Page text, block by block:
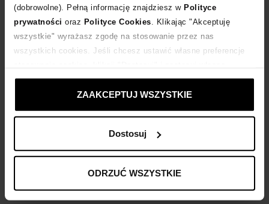
(dobrowolne). Pełną informację znajdziesz w Polityce
prywatności oraz Polityce Cookies . Klikając "Akceptuję
wszystkie" wyrażasz zgodę na stosowanie przez nas
wszystkich cookies. Jeśli chcesz ustawić własne preferencje
ustawienia prywatności.
ZAAKCEPTUJ WSZYSTKIE
Dostosuj
ODRZUĆ WSZYSTKIE
14 dni na zwrot towaru
+1080 punktówzyskujesz w Klubie Korzyści Sprawdź
Opis produktu